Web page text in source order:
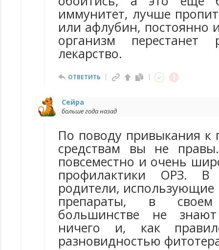
иммунитет, лучше
или афлубин, постоянно
организм перестанет
лекарство.
ОТВЕТИТЬ
Сейра
больше года назад
По поводу привыкания к
средствам вы не
повсеместно и очень
профилактики ОРЗ.
родители, использующие
препараты, в
большинстве не
ничего и, как
разновидностью